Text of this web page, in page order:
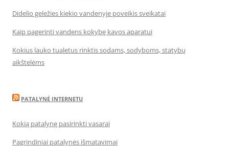
Didelio geležies kiekio vandenyje poveikis sveikatai
Kaip pagerinti vandens kokybę kavos aparatui
Kokius lauko tualetus rinktis sodams, sodyboms, statybų
aikštelėms
PATALYNĖ INTERNETU
Kokią patalynę pasirinkti vasarai
Pagrindiniai patalynės išmatavimai